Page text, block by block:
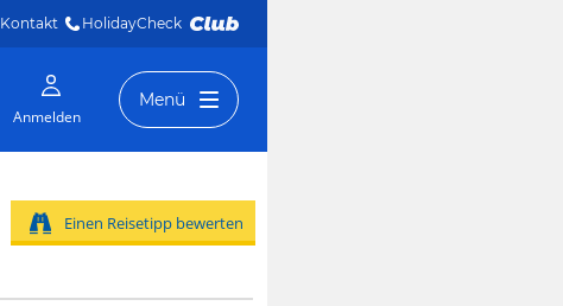
Kontakt HolidayCheck
Anmelden
Menü
Einen Reisetipp bewerten